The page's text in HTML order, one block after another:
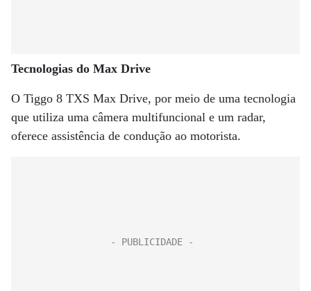
Tecnologias do Max Drive
O Tiggo 8 TXS Max Drive, por meio de uma tecnologia
que utiliza uma câmera multifuncional e um radar,
oferece assistência de condução ao motorista.